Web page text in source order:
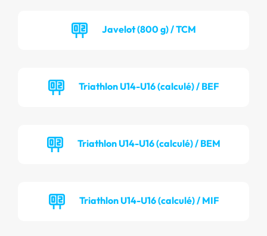
Javelot (800 g) / TCM
Triathlon U14-U16 (calculé) / BEF
Triathlon U14-U16 (calculé) / BEM
Triathlon U14-U16 (calculé) / MIF